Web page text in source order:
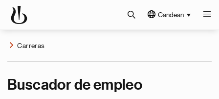
Candean
Carreras
Buscador de empleo